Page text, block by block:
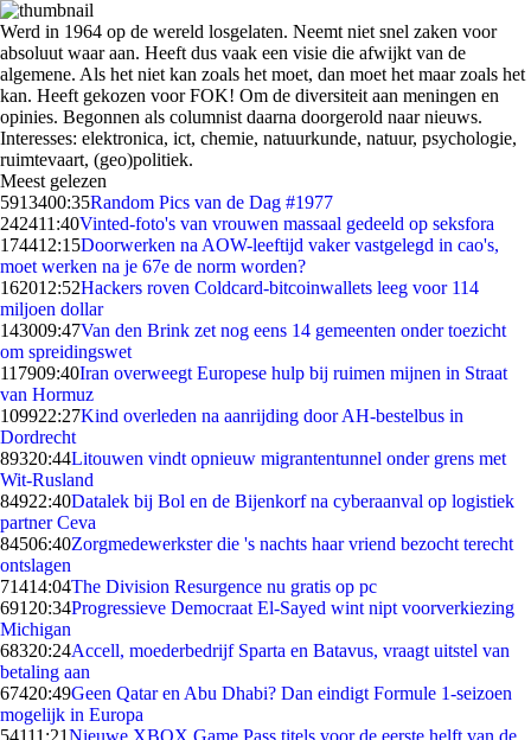
Werd in 1964 op de wereld losgelaten. Neemt niet snel zaken voor
absoluut waar aan. Heeft dus vaak een visie die afwijkt van de
algemene. Als het niet kan zoals het moet, dan moet het maar zoals het
kan. Heeft gekozen voor FOK! Om de diversiteit aan meningen en
opinies. Begonnen als columnist daarna doorgerold naar nieuws.
Interesses: elektronica, ict, chemie, natuurkunde, natuur, psychologie,
ruimtevaart, (geo)politiek.
Meest gelezen
5913400:35Random Pics van de Dag #1977
242411:40Vinted-foto's van vrouwen massaal gedeeld op seksfora
174412:15Doorwerken na AOW-leeftijd vaker vastgelegd in cao's,
moet werken na je 67e de norm worden?
162012:52Hackers roven Coldcard-bitcoinwallets leeg voor 114
miljoen dollar
143009:47Van den Brink zet nog eens 14 gemeenten onder toezicht
om spreidingswet
117909:40Iran overweegt Europese hulp bij ruimen mijnen in Straat
van Hormuz
109922:27Kind overleden na aanrijding door AH-bestelbus in
Dordrecht
89320:44Litouwen vindt opnieuw migrantentunnel onder grens met
Wit-Rusland
84922:40Datalek bij Bol en de Bijenkorf na cyberaanval op logistiek
partner Ceva
84506:40Zorgmedewerkster die 's nachts haar vriend bezocht terecht
ontslagen
71414:04The Division Resurgence nu gratis op pc
691 20:34Progressieve Democraat El-Sayed wint nipt voorverkiezing
Michigan
68320:24Accell, moederbedrijf Sparta en Batavus, vraagt uitstel van
betaling aan
67420:49Geen Qatar en Abu Dhabi? Dan eindigt Formule 1-seizoen
mogelijk in Europa
54111:21Nieuwe XBOX Game Pass titels voor de eerste helft van de